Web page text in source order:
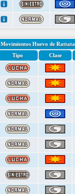
Movimientos Huevo de Rattata
Tipo Clase